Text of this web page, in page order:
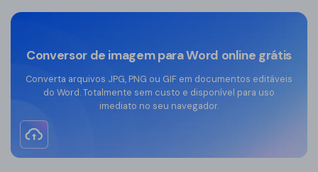
Conversor de imagem para Word online grátis
Converta arquivos JPG, PNG ou GIF em documentos editáveis
do Word. Totalmente sem custo e disponível para uso
imediato no seu navegador.